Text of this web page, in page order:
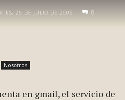
26 DE JULIO DE 2005 0
Nosotros
en gmail, el servicio de